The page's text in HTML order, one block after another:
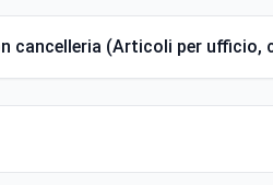
cancelleria (Articoli per ufficio,